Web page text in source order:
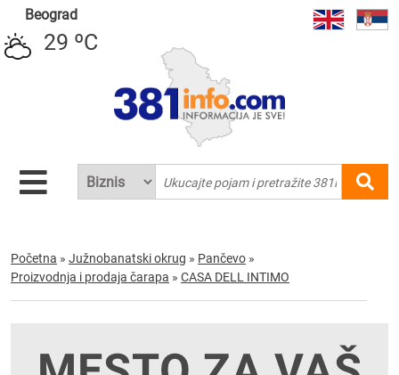
Beograd
29 ºC
Početna » Južnobanatski okrug » Pančevo »
Proizvodnja i prodaja čarapa » CASA DELL INTIMO